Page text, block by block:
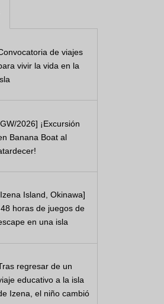
de viajes
vivir la vida en la
2026] ¡Excursión
Banana Boat al
Island, Okinawa]
horas de juegos de
en una isla
regresar de un
educativo a la isla
Izena, el niño cambió